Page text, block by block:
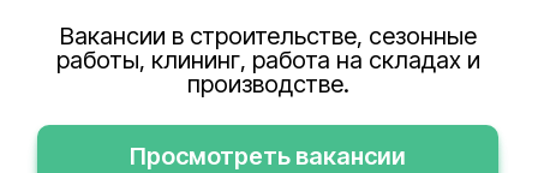
Вакансии в строительстве, сезонные
работы, клининг, работа на складах и
производстве.
Просмотреть вакансии